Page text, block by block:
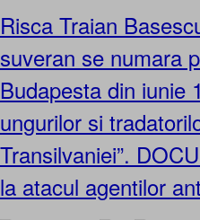
Risca Traian
suveran se numara
Budapesta din iunie
ungurilor si
Transilvaniei”.
la atacul agentilor